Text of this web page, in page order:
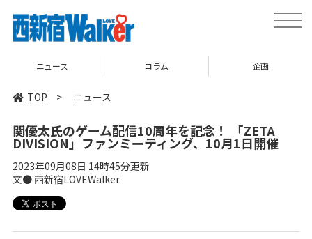
toggle
ニュース コラム 企画
TOP > ニュース
関優太氏のゲーム配信10周年を記念！ 「ZETA
DIVISION」ファンミーティング、10月1日開催
2023年09月08日 14時45分更新
文● 西新宿LOVEWalker